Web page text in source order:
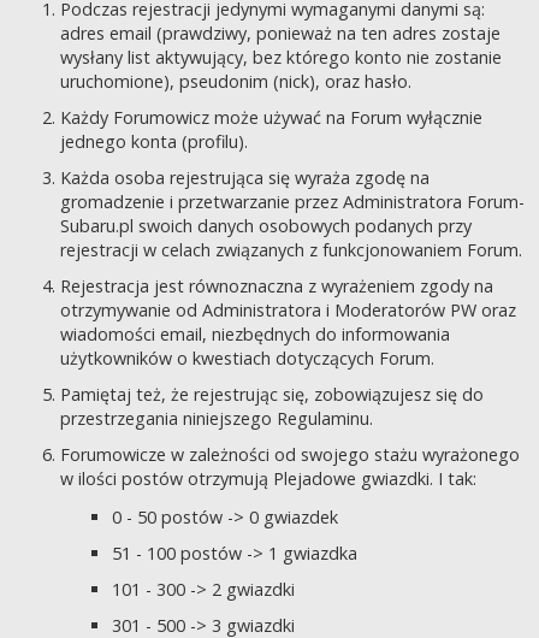
Podczas rejestracji jedynymi wymaganymi danymi są:
adres email (prawdziwy, ponieważ na ten adres zostaje
wysłany list aktywujący, bez którego konto nie zostanie
uruchomione), pseudonim (nick), oraz hasło.
Każdy Forumowicz może używać na Forum wyłącznie
jednego konta (profilu).
Każda osoba rejestrująca się wyraża zgodę na
gromadzenie i przetwarzanie przez Administratora Forum-
Subaru.pl swoich danych osobowych podanych przy
rejestracji w celach związanych z funkcjonowaniem Forum.
Rejestracja jest równoznaczna z wyrażeniem zgody na
otrzymywanie od Administratora i Moderatorów PW oraz
wiadomości email, niezbędnych do informowania
użytkowników o kwestiach dotyczących Forum.
Pamiętaj też, że rejestrując się, zobowiązujesz się do
przestrzegania niniejszego Regulaminu.
Forumowicze w zależności od swojego stażu wyrażonego
w ilości postów otrzymują Plejadowe gwiazdki. I tak:
0 - 50 postów -> 0 gwiazdek
51 - 100 postów -> 1 gwiazdka
101 - 300 -> 2 gwiazdki
301 - 500 -> 3 gwiazdki